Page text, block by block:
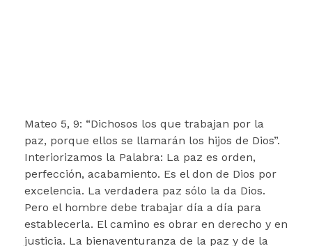
Mateo 5, 9: “Dichosos los que trabajan por la
paz, porque ellos se llamarán los hijos de Dios”.
Interiorizamos la Palabra: La paz es orden,
perfección, acabamiento. Es el don de Dios por
excelencia. La verdadera paz sólo la da Dios.
Pero el hombre debe trabajar día a día para
establecerla. El camino es obrar en derecho y en
justicia. La bienaventuranza de la paz y de la